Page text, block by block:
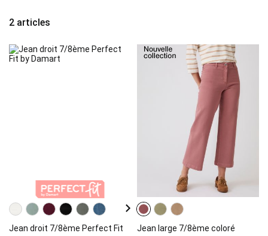
2 articles
Jean droit 7/8ème Perfect Fit
Jean large 7/8ème coloré